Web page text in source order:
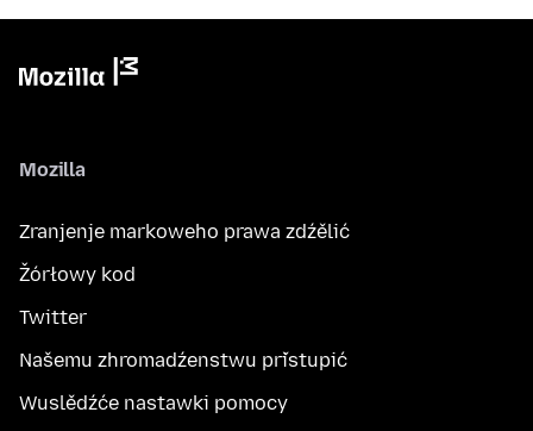
Mozilla
Zranjenje markoweho prawa zdźělić
Žórłowy kod
Twitter
Našemu zhromadźenstwu přistupić
Wuslědźće nastawki pomocy